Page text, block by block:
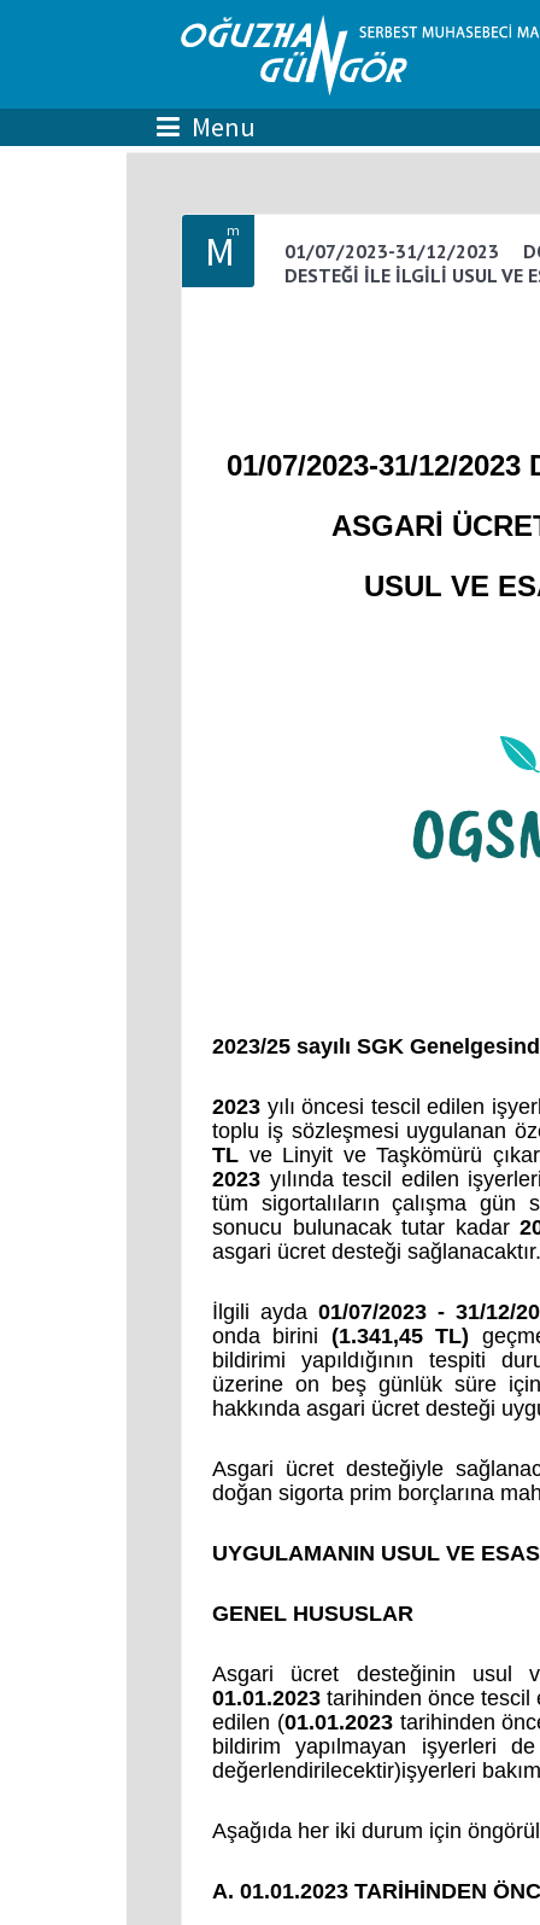
01/07/2023-31/12/2023
DESTEĞİ İLE İLGİLİ USUL VE
Mm
01/07/2023-31/12/2023
ASGARİ
USUL VE
2023/25 sayılı SGK
2023 yılı öncesi tescil edilen
toplu iş sözleşmesi uygulanan
TL ve Linyit ve Taşkömürü
2023 yılında tescil edilen
tüm sigortalıların çalışma gün
sonucu bulunacak tutar kadar
asgari ücret desteği sağlanacaktır.
İlgili ayda 01/07/2023 - 31/12/
onda birini (1.341,45 TL)
bildirimi yapıldığının tespiti
üzerine on beş günlük süre
hakkında asgari ücret desteği
Asgari ücret desteğiyle
doğan sigorta prim borçlarına
UYGULAMANIN USUL VE
GENEL HUSUSLAR
Asgari ücret desteğinin usul
01.01.2023 tarihinden önce tescil
edilen (01.01.2023tarihinden
bildirim yapılmayan işyerleri
değerlendirilecektir)işyerleri
Aşağıda her iki durum için
A. 01.01.2023 TARİHİNDEN